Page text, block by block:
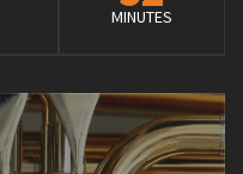
MINUTES